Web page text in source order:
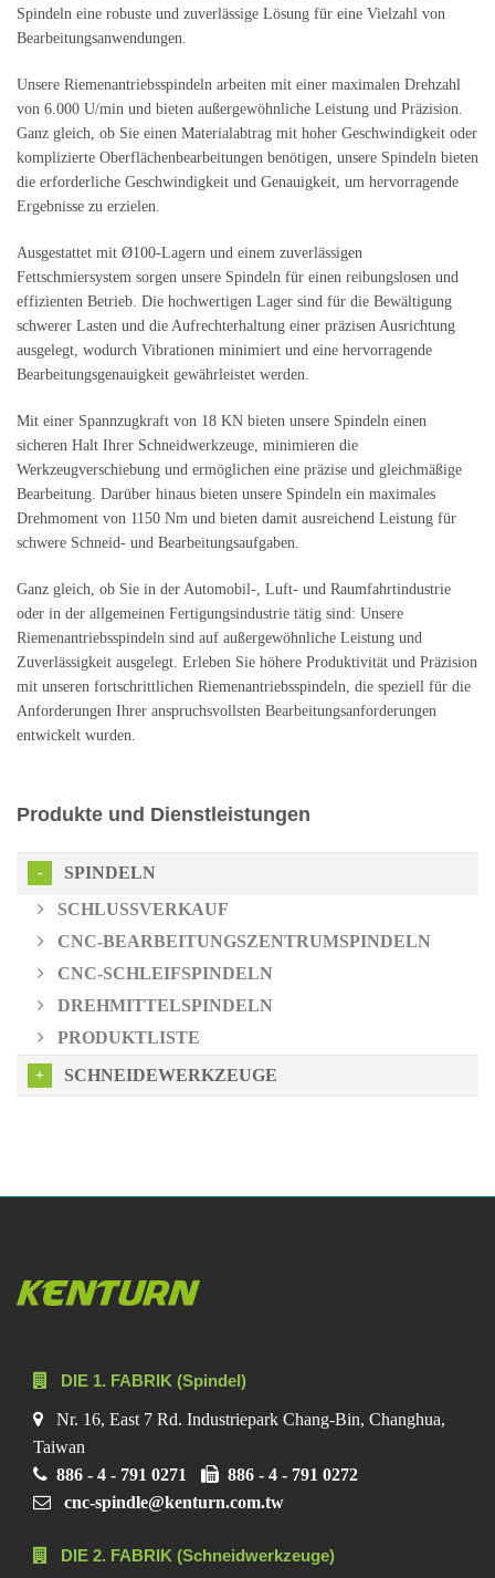
Spindeln eine robuste und zuverlässige Lösung für eine Vielzahl von
Bearbeitungsanwendungen.
Unsere Riemenantriebsspindeln arbeiten mit einer maximalen Drehzahl
von 6.000 U/min und bieten außergewöhnliche Leistung und Präzision.
Ganz gleich, ob Sie einen Materialabtrag mit hoher Geschwindigkeit oder
komplizierte Oberflächenbearbeitungen benötigen, unsere Spindeln bieten
die erforderliche Geschwindigkeit und Genauigkeit, um hervorragende
Ergebnisse zu erzielen.
Ausgestattet mit Ø100-Lagern und einem zuverlässigen
Fettschmiersystem sorgen unsere Spindeln für einen reibungslosen und
effizienten Betrieb. Die hochwertigen Lager sind für die Bewältigung
schwerer Lasten und die Aufrechterhaltung einer präzisen Ausrichtung
ausgelegt, wodurch Vibrationen minimiert und eine hervorragende
Bearbeitungsgenauigkeit gewährleistet werden.
Mit einer Spannzugkraft von 18 KN bieten unsere Spindeln einen
sicheren Halt Ihrer Schneidwerkzeuge, minimieren die
Werkzeugverschiebung und ermöglichen eine präzise und gleichmäßige
Bearbeitung. Darüber hinaus bieten unsere Spindeln ein maximales
Drehmoment von 1150 Nm und bieten damit ausreichend Leistung für
schwere Schneid- und Bearbeitungsaufgaben.
Ganz gleich, ob Sie in der Automobil-, Luft- und Raumfahrtindustrie
oder in der allgemeinen Fertigungsindustrie tätig sind: Unsere
Riemenantriebsspindeln sind auf außergewöhnliche Leistung und
Zuverlässigkeit ausgelegt. Erleben Sie höhere Produktivität und Präzision
mit unseren fortschrittlichen Riemenantriebsspindeln, die speziell für die
Anforderungen Ihrer anspruchsvollsten Bearbeitungsanforderungen
entwickelt wurden.
Produkte und Dienstleistungen
SPINDELN
SCHLUSSVERKAUF
CNC-BEARBEITUNGSZENTRUMSPINDELN
CNC-SCHLEIFSPINDELN
DREHMITTELSPINDELN
PRODUKTLISTE
SCHNEIDEWERKZEUGE
DIE 1. FABRIK (Spindel)
Nr. 16, East 7 Rd. Industriepark Chang-Bin, Changhua,
Taiwan
886 - 4 - 791 0271
886 - 4 - 791 0272
cnc-spindle@kenturn.com.tw
DIE 2. FABRIK (Schneidwerkzeuge)